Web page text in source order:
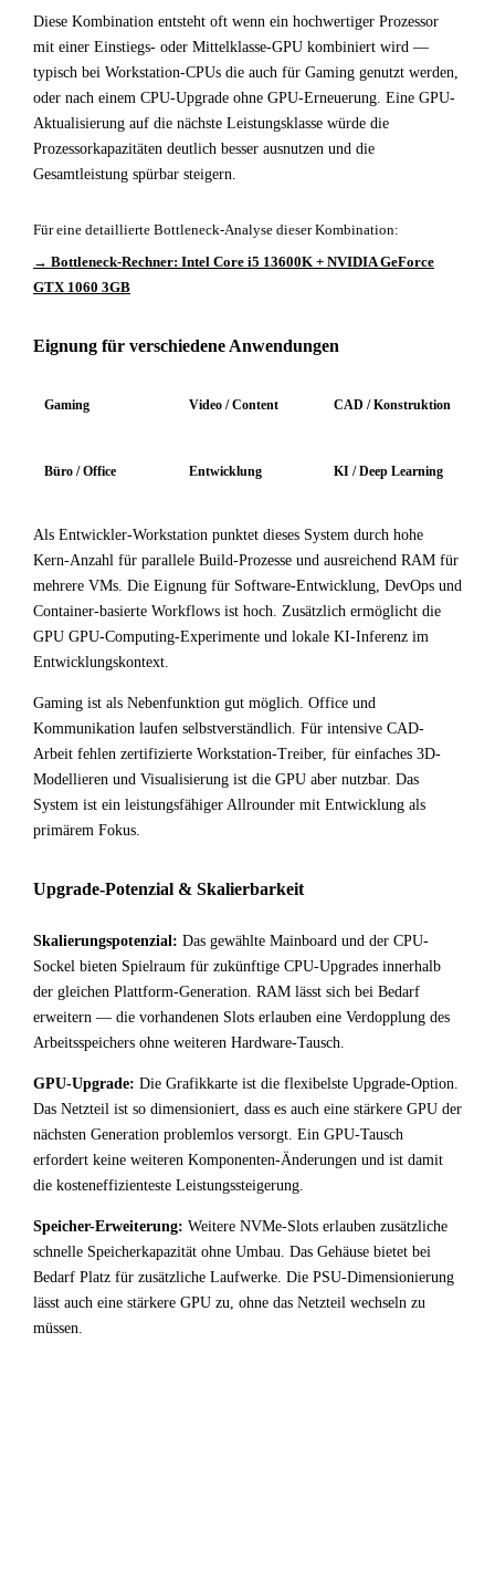
Diese Kombination entsteht oft wenn ein hochwertiger Prozessor
mit einer Einstiegs- oder Mittelklasse-GPU kombiniert wird —
typisch bei Workstation-CPUs die auch für Gaming genutzt werden,
oder nach einem CPU-Upgrade ohne GPU-Erneuerung. Eine GPU-
Aktualisierung auf die nächste Leistungsklasse würde die
Prozessorkapazitäten deutlich besser ausnutzen und die
Gesamtleistung spürbar steigern.
Für eine detaillierte Bottleneck-Analyse dieser Kombination:
→ Bottleneck-Rechner: Intel Core i5 13600K + NVIDIA GeForce
GTX 1060 3GB
Eignung für verschiedene Anwendungen
Gaming Video / Content CAD / Konstruktion
Büro / Office Entwicklung KI / Deep Learning
Als Entwickler-Workstation punktet dieses System durch hohe
Kern-Anzahl für parallele Build-Prozesse und ausreichend RAM für
mehrere VMs. Die Eignung für Software-Entwicklung, DevOps und
Container-basierte Workflows ist hoch. Zusätzlich ermöglicht die
GPU GPU-Computing-Experimente und lokale KI-Inferenz im
Entwicklungskontext.
Gaming ist als Nebenfunktion gut möglich. Office und
Kommunikation laufen selbstverständlich. Für intensive CAD-
Arbeit fehlen zertifizierte Workstation-Treiber, für einfaches 3D-
Modellieren und Visualisierung ist die GPU aber nutzbar. Das
System ist ein leistungsfähiger Allrounder mit Entwicklung als
primärem Fokus.
Upgrade-Potenzial & Skalierbarkeit
Skalierungspotenzial: Das gewählte Mainboard und der CPU-
Sockel bieten Spielraum für zukünftige CPU-Upgrades innerhalb
der gleichen Plattform-Generation. RAM lässt sich bei Bedarf
erweitern — die vorhandenen Slots erlauben eine Verdopplung des
Arbeitsspeichers ohne weiteren Hardware-Tausch.
GPU-Upgrade: Die Grafikkarte ist die flexibelste Upgrade-Option.
Das Netzteil ist so dimensioniert, dass es auch eine stärkere GPU der
nächsten Generation problemlos versorgt. Ein GPU-Tausch
erfordert keine weiteren Komponenten-Änderungen und ist damit
die kosteneffizienteste Leistungssteigerung.
Speicher-Erweiterung: Weitere NVMe-Slots erlauben zusätzliche
schnelle Speicherkapazität ohne Umbau. Das Gehäuse bietet bei
Bedarf Platz für zusätzliche Laufwerke. Die PSU-Dimensionierung
lässt auch eine stärkere GPU zu, ohne das Netzteil wechseln zu
müssen.